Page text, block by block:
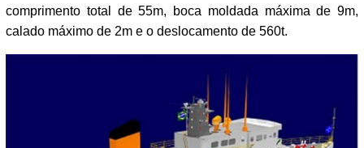
comprimento total de 55m, boca moldada máxima de 9m,
calado máximo de 2m e o deslocamento de 560t.